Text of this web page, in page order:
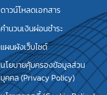
ดาวน์โหลดเอกสาร
คำนวนเงินผ่อนชำระ
แผนผังเว็บไซต์
นโยบายคุ้มครองข้อมูลส่วน
บุคคล (Privacy Policy)